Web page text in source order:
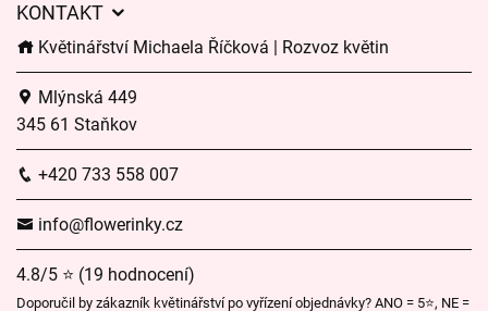
KONTAKT
Květinářství Michaela Říčková | Rozvoz květin
Mlýnská 449
345 61 Staňkov
+420 733 558 007
info@flowerinky.cz
4.8/5 ⭐ (19 hodnocení)
Doporučil by zákazník květinářství po vyřízení objednávky? ANO = 5⭐, NE =